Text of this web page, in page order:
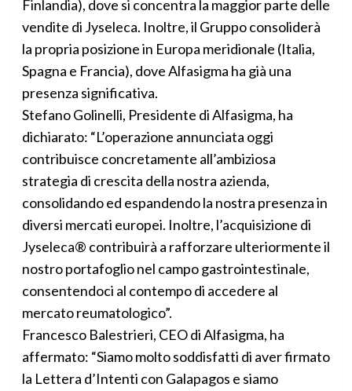
Finlandia), dove si concentra la maggior parte delle
vendite di Jyseleca. Inoltre, il Gruppo consoliderà
la propria posizione in Europa meridionale (Italia,
Spagna e Francia), dove Alfasigma ha già una
presenza significativa.
Stefano Golinelli, Presidente di Alfasigma, ha
dichiarato: “L’operazione annunciata oggi
contribuisce concretamente all’ambiziosa
strategia di crescita della nostra azienda,
consolidando ed espandendo la nostra presenza in
diversi mercati europei. Inoltre, l’acquisizione di
Jyseleca® contribuirà a rafforzare ulteriormente il
nostro portafoglio nel campo gastrointestinale,
consentendoci al contempo di accedere al
mercato reumatologico”.
Francesco Balestrieri, CEO di Alfasigma, ha
affermato: “Siamo molto soddisfatti di aver firmato
la Lettera d’Intenti con Galapagos e siamo